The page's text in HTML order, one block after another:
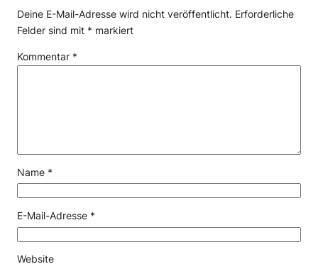
Deine E-Mail-Adresse wird nicht veröffentlicht. Erforderliche
Felder sind mit * markiert
Kommentar *
Name *
E-Mail-Adresse *
Website